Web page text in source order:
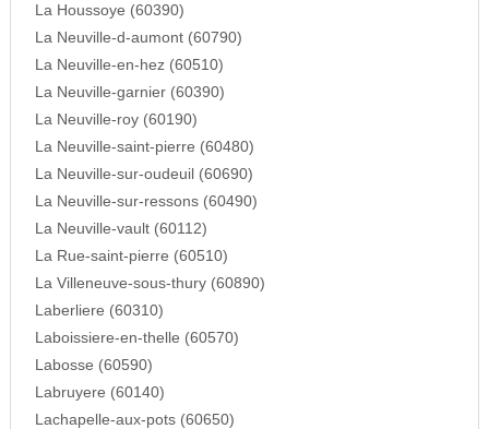
La Houssoye (60390)
La Neuville-d-aumont (60790)
La Neuville-en-hez (60510)
La Neuville-garnier (60390)
La Neuville-roy (60190)
La Neuville-saint-pierre (60480)
La Neuville-sur-oudeuil (60690)
La Neuville-sur-ressons (60490)
La Neuville-vault (60112)
La Rue-saint-pierre (60510)
La Villeneuve-sous-thury (60890)
Laberliere (60310)
Laboissiere-en-thelle (60570)
Labosse (60590)
Labruyere (60140)
Lachapelle-aux-pots (60650)